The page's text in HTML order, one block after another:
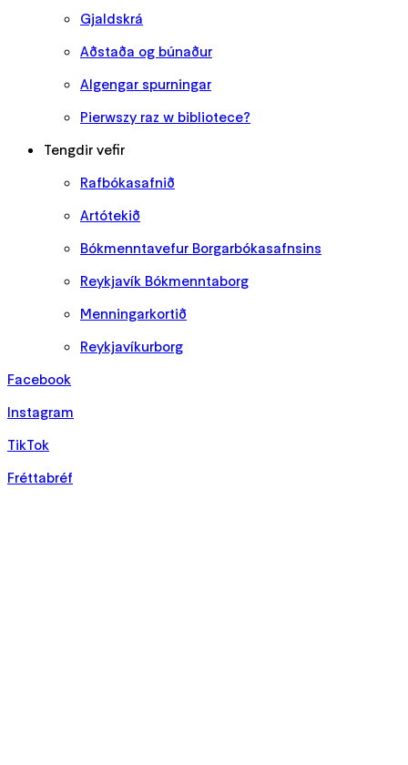
Gjaldskrá
Aðstaða og búnaður
Algengar spurningar
Pierwszy raz w bibliotece?
Tengdir vefir
Rafbókasafnið
Artótekið
Bókmenntavefur Borgarbókasafnsins
Reykjavík Bókmenntaborg
Menningarkortið
Reykjavíkurborg
Facebook
Instagram
TikTok
Fréttabréf